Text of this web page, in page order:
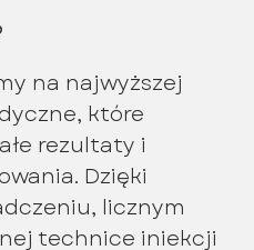
na najwyższej
które
rezultaty i
Dzięki
licznym
technice iniekcji